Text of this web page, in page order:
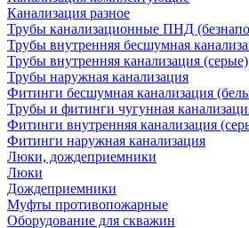
Канализация разное
Трубы канализационные ПНД
Трубы внутренняя бесшумная
Трубы внутренняя канализация (серые)
Трубы наружная канализация
Фитинги бесшумная канализация
Трубы и фитинги чугунная
Фитинги внутренняя канализация
Фитинги наружная канализация
Люки, дождеприемники
Люки
Дождеприемники
Муфты противопожарные
Оборудование для скважин